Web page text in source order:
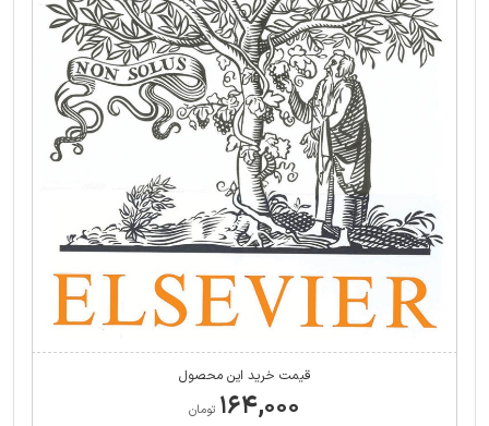
قیمت خرید این محصول
۱۶۴,۰۰۰ تومان